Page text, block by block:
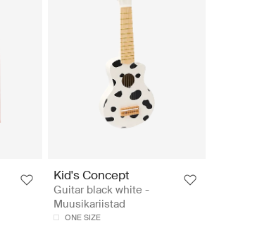
Kid's Concept
Guitar black white -
Muusikariistad
ONE SIZE